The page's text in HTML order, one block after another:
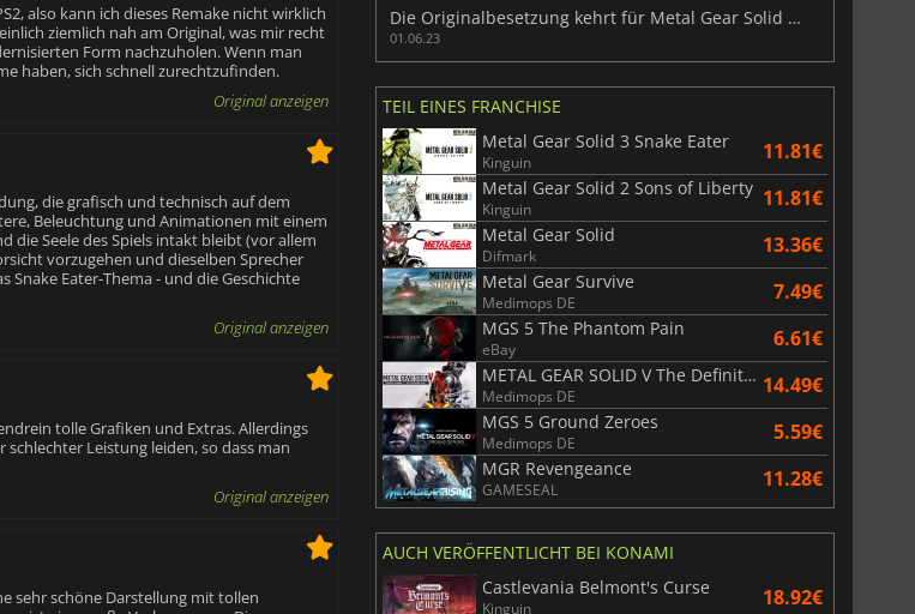
also kann ich dieses Remake nicht wirklich
ziemlich nah am Original, was mir recht
Form nachzuholen. Wenn man
haben, sich schnell zurechtzufinden.
Original anzeigen
die grafisch und technisch auf dem
Beleuchtung und Animationen mit einem
die Seele des Spiels intakt bleibt (vor allem
vorzugehen und dieselben Sprecher
Eater-Thema - und die Geschichte
Original anzeigen
tolle Grafiken und Extras. Allerdings
schlechter Leistung leiden, so dass man
Original anzeigen
sehr schöne Darstellung mit tollen
Die Originalbesetzung kehrt für Metal Gear Solid Delta zurück - aber kein Kojima
01.06.23
TEIL EINES FRANCHISE
Metal Gear Solid 3 Snake Eater
Kinguin 11.81€
Metal Gear Solid 2 Sons of Liberty
Kinguin 11.81€
Metal Gear Solid
Difmark 13.36€
Metal Gear Survive
Medimops DE 7.49€
MGS 5 The Phantom Pain
eBay 6.61€
METAL GEAR SOLID V The Definitive Experience
Medimops DE 14.49€
MGS 5 Ground Zeroes
Medimops DE 5.59€
MGR Revengeance
GAMESEAL 11.28€
AUCH VERÖFFENTLICHT BEI KONAMI
Castlevania Belmont's Curse
Kinguin 18.92€